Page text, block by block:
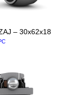
– 30x62x18